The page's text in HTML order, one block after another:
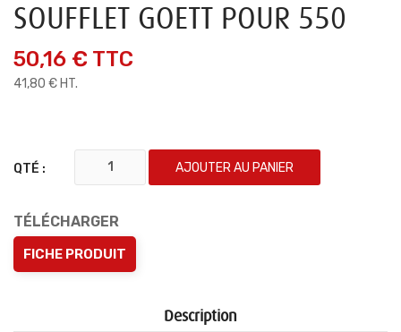
SOUFFLET GOETT POUR 550
50,16 € TTC
41,80 € HT.
QTÉ : AJOUTER AU PANIER
TÉLÉCHARGER
FICHE PRODUIT
Description